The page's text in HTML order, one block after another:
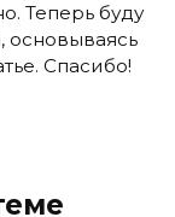
Теперь буду
основываясь
Спасибо!